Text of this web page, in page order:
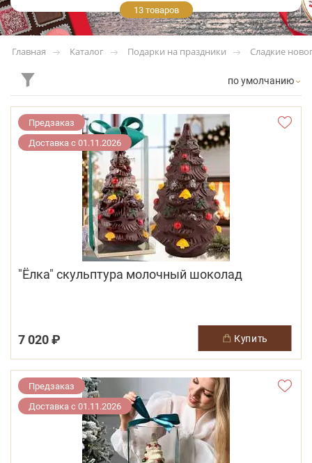
13 товаров
Главная Каталог Подарки на праздники Сладкие
по умолчанию
Предзаказ
Доставка с 01.11.2026
"Ёлка" скульптура молочный шоколад
7 020 ₽ купить
Предзаказ
Доставка с 01.11.2026